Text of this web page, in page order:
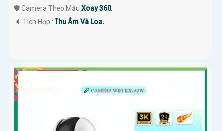
🛡 Camera Theo Mẫu Xoay 360.
️🔈 Tích Hợp :Thu Âm Và Loa.